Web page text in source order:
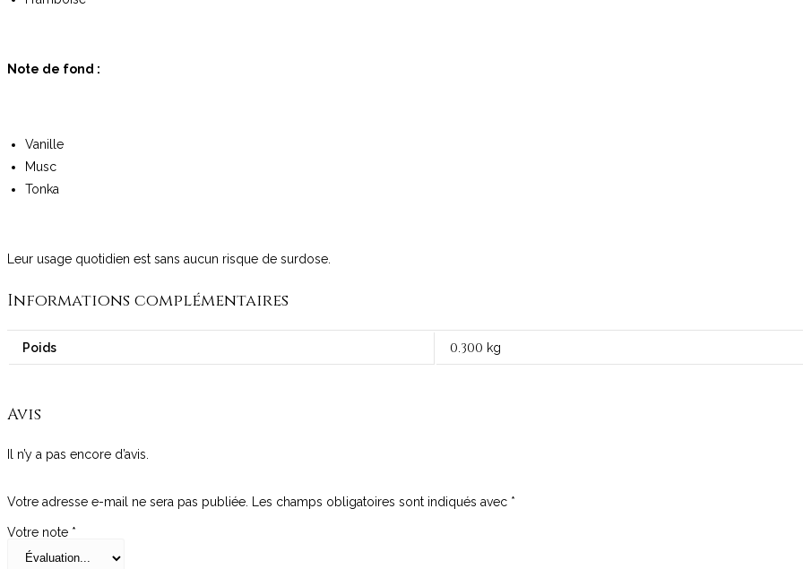
Note de fond :
Vanille
Musc
Tonka
Leur usage quotidien est sans aucun risque de surdose.
Informations complémentaires
Poids 0 300 kg
Avis
Il n’y a pas encore d’avis.
Votre adresse e-mail ne sera pas publiée. Les champs obligatoires sont indiqués avec *
Votre note *